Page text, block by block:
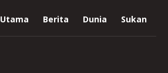
Utama Berita Dunia Sukan